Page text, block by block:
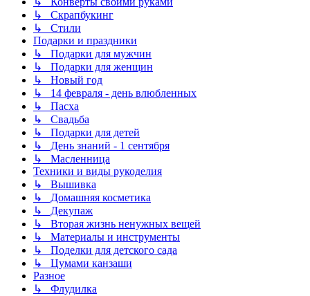
↳ Скрапбукинг
↳ Стили
Подарки и праздники
↳ Подарки для мужчин
↳ Подарки для женщин
↳ Новый год
↳ 14 февраля - день влюбленных
↳ Пасха
↳ Свадьба
↳ Подарки для детей
↳ День знаний - 1 сентября
↳ Масленница
Техники и виды рукоделия
↳ Вышивка
↳ Домашняя косметика
↳ Декупаж
↳ Вторая жизнь ненужных вещей
↳ Материалы и инструменты
↳ Поделки для детского сада
↳ Цумами канзаши
Разное
↳ Флудилка